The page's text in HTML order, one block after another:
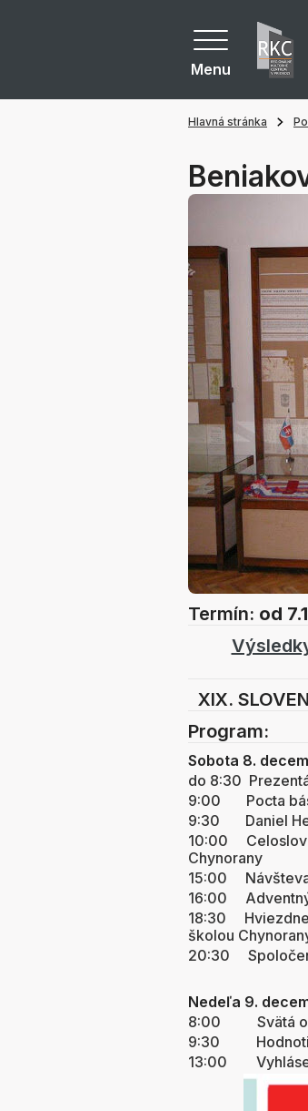
Menu
Hlavná stránka
Termín: od
XIX.
Program:
Sobota 8.
do 8:30
9:00 Pocta
9:30 Daniel
10:00
Chynorany
15:00 Návšteva
16:00 Adventný
18:30 Hviezdne
školou
20:30
Nedeľa 9.
8:00 Svätá
9:30
13:00